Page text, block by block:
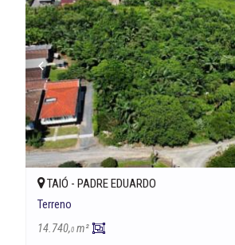
TAIÓ - PADRE EDUARDO
Terreno
14.740,0 m²